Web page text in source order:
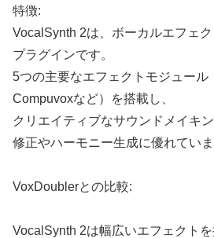
特徴:
VocalSynth 2は、ボーカルエフェ
プラグインです。
5つの主要なエフェクトモジュール
Compuvoxなど）を搭載し、
クリエイティブなサウンドメイキ
修正やハーモニー生成に優れていま
VoxDoublerとの比較:
VocalSynth 2は幅広いエフェクト